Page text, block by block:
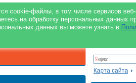
cookie-файлы, в том числе сервисов веб-
на обработку персональных данных
данных вы можете узнать в
Реклама на портале
Архив номеров
Карта сайта